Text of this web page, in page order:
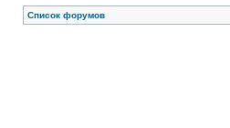
Список форумов